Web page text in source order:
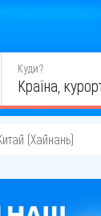
Куди?
(Хайнань)